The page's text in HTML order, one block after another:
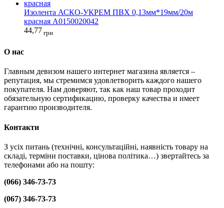
Изолента АСКО-УКРЕМ ПВХ 0,13мм*19мм/20м
красная A0150020042
44,77 грн
О нас
Главным девизом нашего интернет магазина является –
репутация, мы стремимся удовлетворить каждого нашего
покупателя. Нам доверяют, так как наш товар проходит
обязательную сертификацию, проверку качества и имеет
гарантию производителя.
Контакти
З усіх питань (технічні, консультаційні, наявність товару на
складі, терміни поставки, цінова політика…) звертайтесь за
телефонами або на пошту:
(066) 346-73-73
(067) 346-73-73